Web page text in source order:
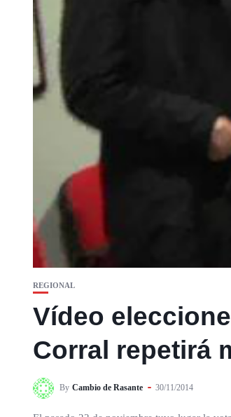
REGIONAL
Vídeo
Corral repetirá
By Cambio de Rasante 30/11/2014